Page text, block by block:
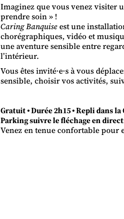
Imaginez que vous venez visiter
prendre soin » !
Caring Banquiseest une
chorégraphiques, vidéo et
une aventure sensible entre
l’intérieur.
Vous êtes invité·e·s à vous
sensible, choisir vos activités,
Gratuit • Durée 2h15 • Repli dans
Parking suivre le fléchage en
Venez en tenue confortable pour